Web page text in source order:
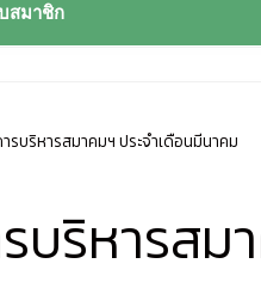
สมาชิก
รบริหารสมาคมฯ ประจำเดือนมีนาคม
ริหารสม